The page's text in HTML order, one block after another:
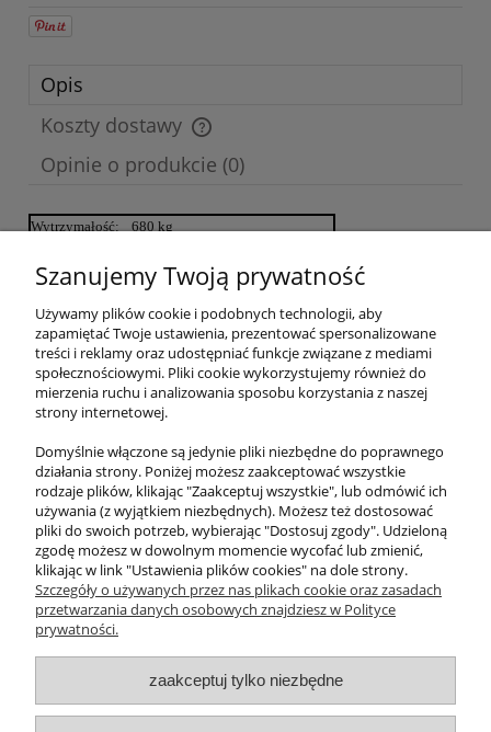
Opis
Koszty dostawy
Cena nie zawiera ewentualnych kosztów płatności
Opinie o produkcie (0)
Wytrzymałość:
680 kg
Gramatura:
25,0 g/mb
Konstrukcja:
rdzeń: pleciony
oplot: T24 (12 splotów)
Nawoje:
200 mb
Wymiar szpuli:
średnica: 240 mm
szerokość: 160 mm
Materiał: Pes-stapel 100%
Odporność na kwasy: dobra
Odporność na ścieranie: dobra
Odporność na promienie UV: bardzo dobra
Odporność na temperature: do 180 °C
O nas
Obsługa klienta
Szanujemy Twoją prywatność
Używamy plików cookie i podobnych technologii, aby
zapamiętać Twoje ustawienia, prezentować spersonalizowane
treści i reklamy oraz udostępniać funkcje związane z mediami
społecznościowymi. Pliki cookie wykorzystujemy również do
mierzenia ruchu i analizowania sposobu korzystania z naszej
strony internetowej.
Domyślnie włączone są jedynie pliki niezbędne do poprawnego
działania strony. Poniżej możesz zaakceptować wszystkie
rodzaje plików, klikając "Zaakceptuj wszystkie", lub odmówić ich
używania (z wyjątkiem niezbędnych). Możesz też dostosować
pliki do swoich potrzeb, wybierając "Dostosuj zgody". Udzieloną
zgodę możesz w dowolnym momencie wycofać lub zmienić,
klikając w link "Ustawienia plików cookies" na dole strony.
Szczegóły o używanych przez nas plikach cookie oraz zasadach
przetwarzania danych osobowych znajdziesz w Polityce
prywatności.
zaakceptuj tylko niezbędne